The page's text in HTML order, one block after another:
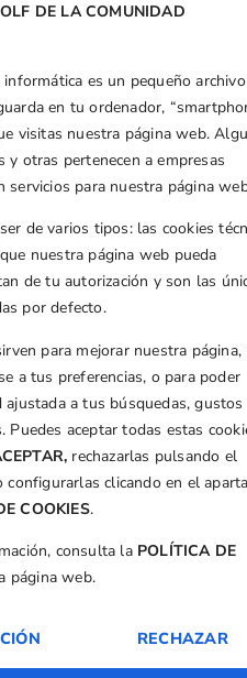
DE LA COMUNIDAD
es un pequeño
en tu ordenador,
visitas nuestra página web.
y otras pertenecen a empresas
servicios para nuestra página
de varios tipos: las cookies
nuestra página web pueda
de tu autorización y son las
por defecto.
para mejorar nuestra página,
a tus preferencias, o para poder
a tus búsquedas, gustos
Puedes aceptar todas estas
rechazarlas pulsando el
clicando en el
COOKIES.
consulta la POLÍTICA DE
página web.
RECHAZAR